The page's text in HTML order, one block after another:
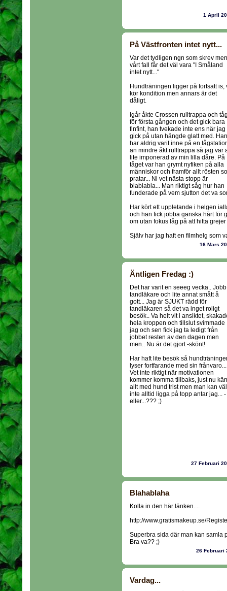
1 April
På Västfronten intet nytt...
Var det tydligen ngn som skrev
vårt fall får det väl vara "I Småland
intet nytt..."
Hundträningen ligger på fortsatt is,
kör kondition men annars är det
dåligt.
Igår åkte Crossen rulltrappa och
för första gången och det gick bara
finfint, han tvekade inte ens när jag
gick på utan hängde glatt med. Han
har aldrig varit inne på en
än mindre åkt rulltrappa så jag var
lite imponerad av min lilla dåre. På
tåget var han grymt nyfiken på alla
människor och framför allt rösten
pratar... Ni vet nästa stopp är
blablabla... Man riktigt såg hur han
funderade på vem sjutton det va
Har kört ett uppletande i helgen
och han fick jobba ganska hårt för
om utan fokus låg på att hitta
Själv har jag haft en filmhelg som
16 Mars
Äntligen Fredag :)
Det har varit en seeeg vecka..
tandläkare och lite annat smått å
gott... Jag är SJUKT rädd för
tandläkaren så det va inget roligt
besök.. Va helt vit i ansiktet,
hela kroppen och tillslut svimmade
jag och sen fick jag ta ledigt från
jobbet resten av den dagen men
men.. Nu är det gjort -skönt!
Har haft lite besök så
lyser fortfarande med sin frånvaro...
Vet inte riktigt när motivationen
kommer komma tillbaks, just nu
allt med hund trist men man kan väl
inte alltid ligga på topp antar jag... -
eller...??? ;)
27 Februari
Blahablaha
Kolla in den här länken....
http://www.gratismakeup.se/
Superbra sida där man kan samla
Bra va?? ;)
26 Februari
Vardag...